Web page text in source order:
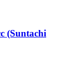
(Suntachi